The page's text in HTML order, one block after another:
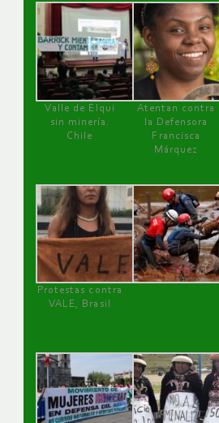
Valle de Elqui
sin minería.
Chile
Atentan contra
la Defensora
Francisca
Márquez
Protestas contra
VALE, Brasil